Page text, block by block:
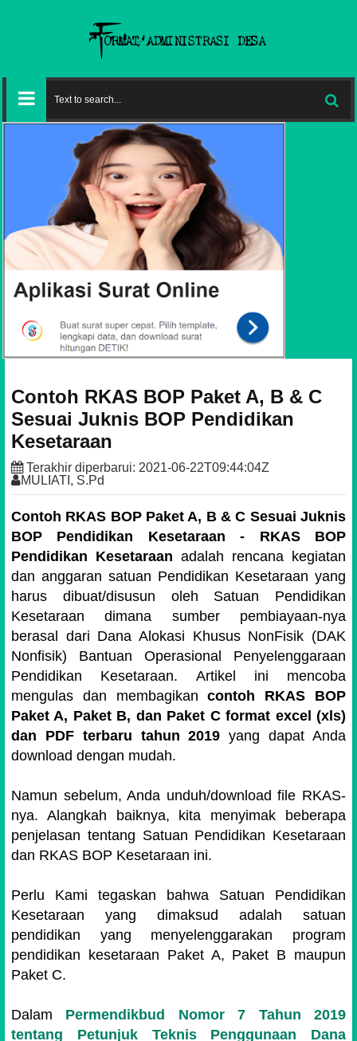
Contoh RKAS BOP Paket A, B & C
Sesuai Juknis BOP Pendidikan
Kesetaraan
Terakhir diperbarui: 2021-06-22T09:44:04Z
MULIATI, S.Pd
Contoh RKAS BOP Paket A, B & C Sesuai Juknis
BOP Pendidikan Kesetaraan - RKAS BOP
Pendidikan Kesetaraan adalah rencana kegiatan
dan anggaran satuan Pendidikan Kesetaraan yang
harus dibuat/disusun oleh Satuan Pendidikan
Kesetaraan dimana sumber pembiayaan-nya
berasal dari Dana Alokasi Khusus NonFisik (DAK
Nonfisik) Bantuan Operasional Penyelenggaraan
Pendidikan Kesetaraan. Artikel ini mencoba
mengulas dan membagikancontoh RKAS BOP
Paket A, Paket B, dan Paket C format excel (xls)
dan PDF terbaru tahun 2019 yang dapat Anda
download dengan mudah.
Namun sebelum, Anda unduh/download file RKAS-
nya. Alangkah baiknya, kita menyimak beberapa
penjelasan tentang Satuan Pendidikan Kesetaraan
dan RKAS BOP Kesetaraan ini.
Perlu Kami tegaskan bahwa Satuan Pendidikan
Kesetaraan yang dimaksud adalah satuan
pendidikan yang menyelenggarakan program
pendidikan kesetaraan Paket A, Paket B maupun
Paket C.
Dalam Permendikbud Nomor 7 Tahun 2019
tentang Petunjuk Teknis Penggunaan Dana